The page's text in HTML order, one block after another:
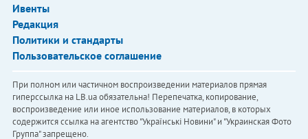
Ивенты
Редакция
Политики и стандарты
Пользовательское соглашение
При полном или частичном воспроизведении материалов прямая
гиперссылка на LB.ua обязательна! Перепечатка, копирование,
воспроизведение или иное использование материалов, в которых
содержится ссылка на агентство "Українськi Новини" и "Украинская Фото
Группа" запрещено.